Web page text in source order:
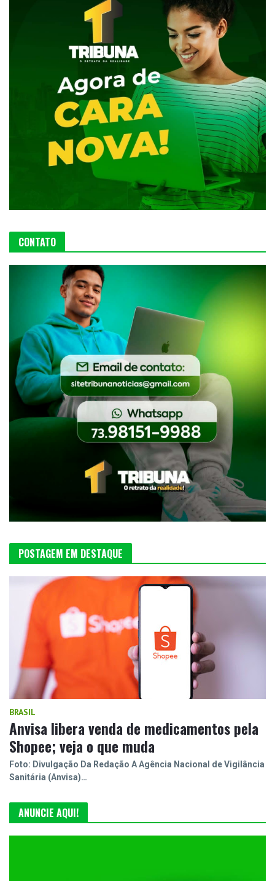
CONTATO
POSTAGEM EM DESTAQUE
BRASIL
Anvisa libera venda de medicamentos pela
Shopee; veja o que muda
Foto: Divulgação Da Redação A Agência Nacional de Vigilância
Sanitária (Anvisa)…
ANUNCIE AQUI!